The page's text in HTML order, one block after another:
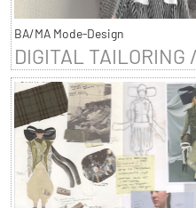
BA/MA Mode-Design
DIGITAL TAILORING